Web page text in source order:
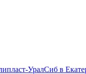
УралСиб в